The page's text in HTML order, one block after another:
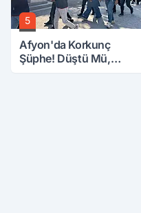
5
Afyon'da Korkunç
Şüphe! Düştü Mü,